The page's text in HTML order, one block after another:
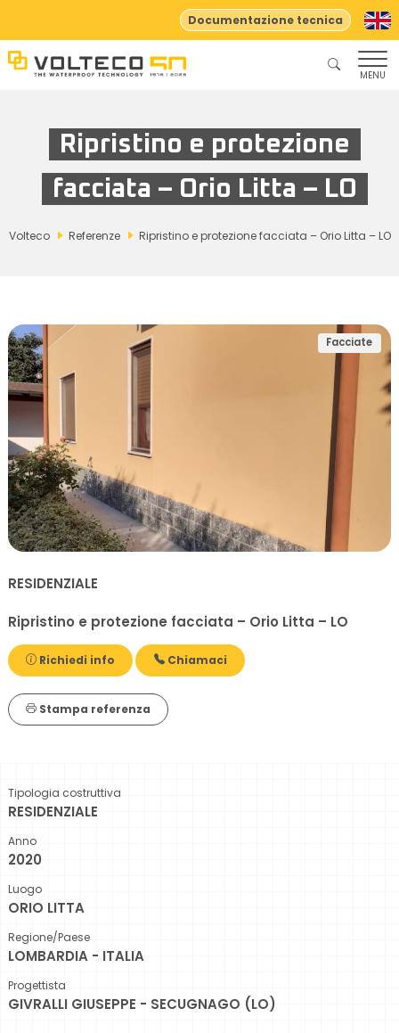
Documentazione tecnica
MENU
Ripristino e protezione
facciata – Orio Litta – LO
Volteco Referenze Ripristino e protezione facciata – Orio Litta – LO
Facciate
RESIDENZIALE
Ripristino e protezione facciata – Orio Litta – LO
Richiedi info Chiamaci
Stampa referenza
Tipologia costruttiva
RESIDENZIALE
Anno
2020
Luogo
ORIO LITTA
Regione/Paese
LOMBARDIA - ITALIA
Progettista
GIVRALLI GIUSEPPE - SECUGNAGO (LO)